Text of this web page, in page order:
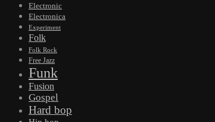
Electronic
Electronica
Experiment
Folk
Folk Rock
Free Jazz
Funk
Fusion
Gospel
Hard bop